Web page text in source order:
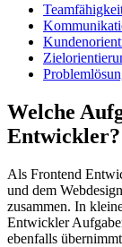
Welche
Entwickler?
Als Frontend
und dem
zusammen. In
Entwickler
ebenfalls